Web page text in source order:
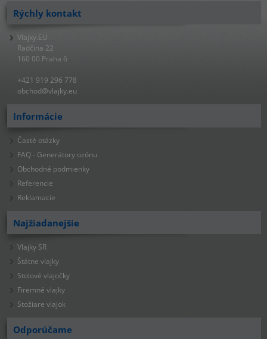
Rýchly kontakt
Vlajky.EU
Radčina 22
160 00 Praha 6
+421 919 296 778
obchod@vlajky.eu
Informácie
Časté otázky
FAQ - Generátory ozónu
Obchodné podmienky
Referencie
Reklamacie
Najžiadanejšie
Vlajky SR
Štátne vlajky
Stolové vlajočky
Firemné vlajky
Stožiare vlajok
Odporúčame